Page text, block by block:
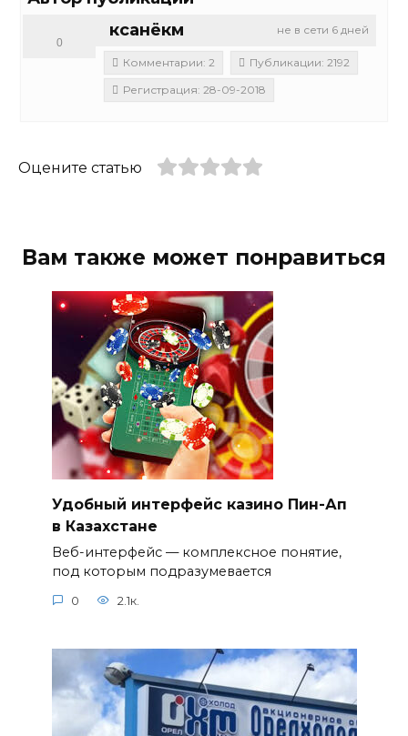
не в сети 6 дней
ксанёкм
0
Комментарии: 2
Публикации: 2192
Регистрация: 28-09-2018
Оцените статью
Вам также может понравиться
Удобный интерфейс казино Пин-Ап
в Казахстане
Веб-интерфейс — комплексное понятие,
под которым подразумевается
0 2.1к.